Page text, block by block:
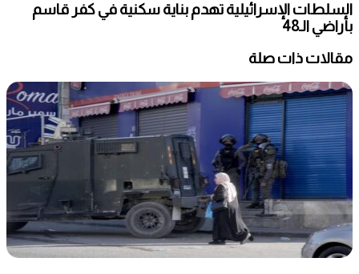
السلطات الإسرائيلية تهدم بناية سكنية في كفر قاسم
بأراضي الـ48
مقالات ذات صلة